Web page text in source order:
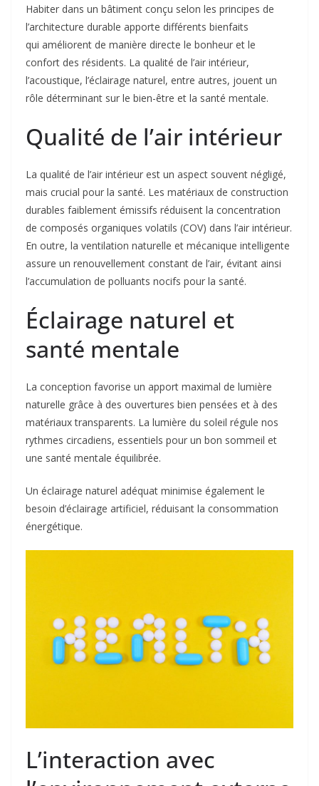
Habiter dans un bâtiment conçu selon les principes de
l’architecture durable apporte différents bienfaits
qui améliorent de manière directe le bonheur et le
confort des résidents. La qualité de l’air intérieur,
l’acoustique, l’éclairage naturel, entre autres, jouent un
rôle déterminant sur le bien-être et la santé mentale.
Qualité de l’air intérieur
La qualité de l’air intérieur est un aspect souvent négligé,
mais crucial pour la santé. Les matériaux de construction
durables faiblement émissifs réduisent la concentration
de composés organiques volatils (COV) dans l’air intérieur.
En outre, la ventilation naturelle et mécanique intelligente
assure un renouvellement constant de l’air, évitant ainsi
l’accumulation de polluants nocifs pour la santé.
Éclairage naturel et
santé mentale
La conception favorise un apport maximal de lumière
naturelle grâce à des ouvertures bien pensées et à des
matériaux transparents. La lumière du soleil régule nos
rythmes circadiens, essentiels pour un bon sommeil et
une santé mentale équilibrée.
Un éclairage naturel adéquat minimise également le
besoin d’éclairage artificiel, réduisant la consommation
énergétique.
L’interaction avec